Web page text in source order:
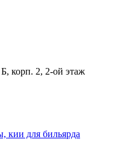
корп. 2, 2-ой этаж